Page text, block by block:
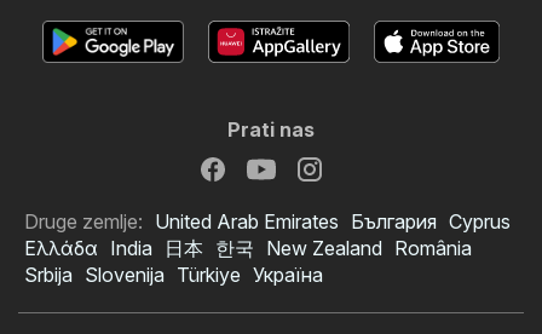
Prati nas
Druge zemlje: United Arab Emirates България Cyprus
Ελλάδα India 日本 한국 New Zealand România
Srbija Slovenija Türkiye Україна